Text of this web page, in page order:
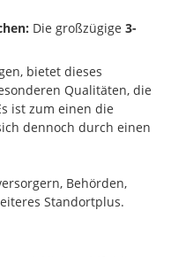
Die großzügige 3-
geeignet. Sie bietet
(ca. 25 m²) mit Zugang
sorgenzwei
Arbeits-, Kinder- oder
für eine wohlige
gemütliche
WC sind getrennt
Die Wohnung
ausgerichtet.
bietet dieses
Qualitäten, die
ist zum einen die
dennoch durch einen
Behörden,
Standortplus.